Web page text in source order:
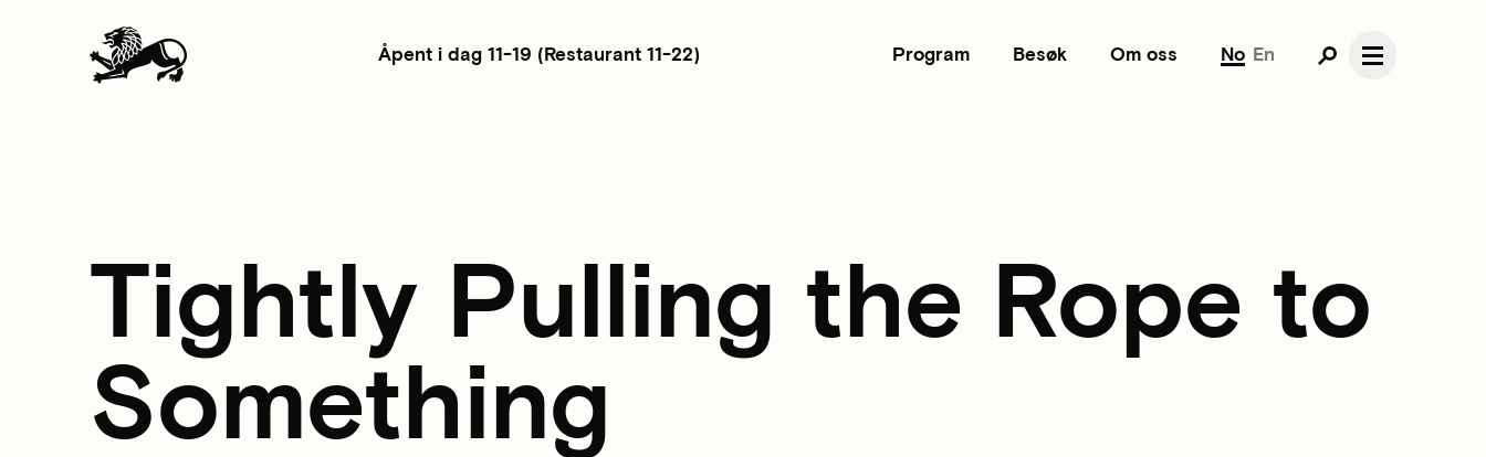
Åpent i dag 11-19 (Restaurant 11-22) Program Besøk Om oss No En
Tightly Pulling the Rope to
Something